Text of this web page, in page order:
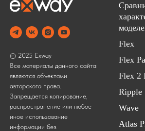
© 2025 Exway
Все материалы данного сайта
являются объектами
авторского права.
Запрещается копирование,
распространение или любое
иное использование
информации без
Flex
Flex
Flex 2
Ripple
Wave
Atlas